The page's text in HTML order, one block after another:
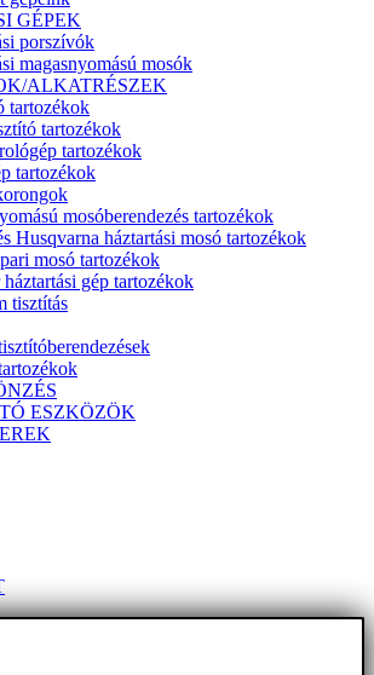
GÉPEK
porszívók
magasnyomású mosók
ALKATRÉSZEK
tartozékok
tartozékok
tartozékok
tartozékok
mosóberendezés tartozékok
Husqvarna háztartási mosó tartozékok
mosó tartozékok
gép tartozékok
tisztítás
ESZKÖZÖK